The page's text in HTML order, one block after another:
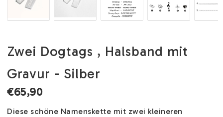
Zwei Dogtags , Halsband mit
Gravur - Silber
€65,90
Diese schöne Namenskette mit zwei kleineren